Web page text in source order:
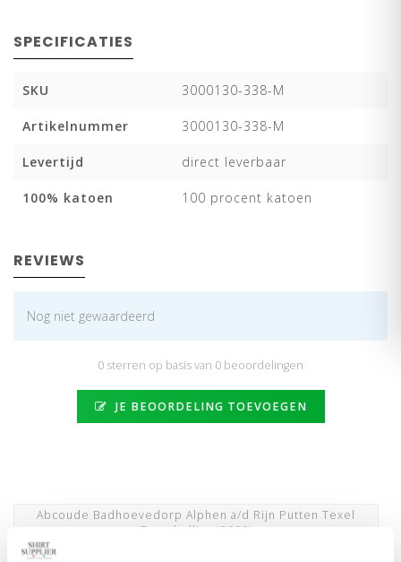
SPECIFICATIES
SKU 3000130-338-M
Artikelnummer 3000130-338-M
Levertijd direct leverbaar
100% katoen 100 procent katoen
REVIEWS
Nog niet gewaardeerd
0 sterren op basis van 0 beoordelingen
JE BEOORDELING TOEVOEGEN
Abcoude Badhoevedorp Alphen a/d Rijn Putten Texel
Terschelling (2000)